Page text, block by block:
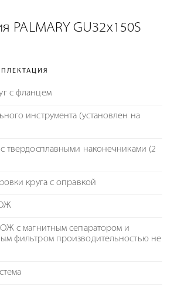
PALMARY GU32x150S
с фланцем
инструмента (установлен на
твердосплавными наконечниками (2
круга с оправкой
с магнитным сепаратором и
фильтром производительностью не